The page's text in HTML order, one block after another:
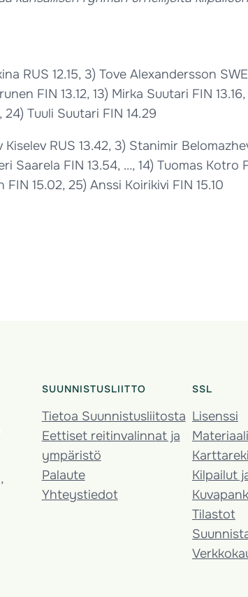
RUS 12.15, 3) Tove Alexandersson
FIN 13.12, 13) Mirka Suutari FIN
Tuuli Suutari FIN 14.29
Kiselev RUS 13.42, 3) Stanimir
Saarela FIN 13.54, …, 14) Tuomas
15.02, 25) Anssi Koirikivi FIN 15.10
SUUNNISTUSLIITTO
Tietoa Suunnistusliitosta
Eettiset reitinvalinnat ja
ympäristö
Palaute
Yhteystiedot
SSL
Lisenssi
Kilpailut
Tilastot